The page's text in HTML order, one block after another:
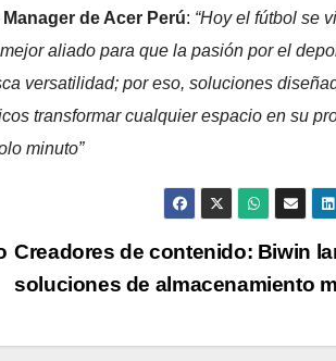
de Acer Perú: “Hoy el fútbol se
aliado para que la pasión por el
versatilidad; por eso, soluciones
transformar cualquier espacio en su
minuto”
Creadores de contenido: Biwin
soluciones de almacenamiento